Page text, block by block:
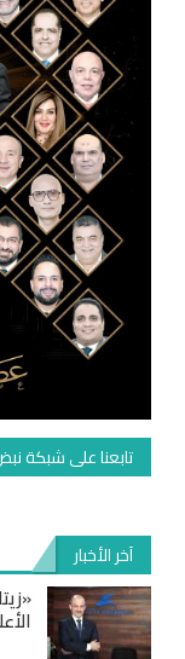
تابعنا على شبكة
آخر الأخبار